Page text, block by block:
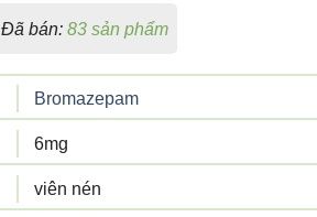
Đã bán:83 sản phẩm
Bromazepam
6mg
viên nén